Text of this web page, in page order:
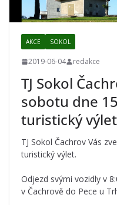
AKCE SOKOL
2019-06-04 redakce
TJ Sokol
sobotu dne
turistický
TJ Sokol Čachrov Vás
turistický výlet.
Odjezd svými vozidly v
v Čachrově do Pece u